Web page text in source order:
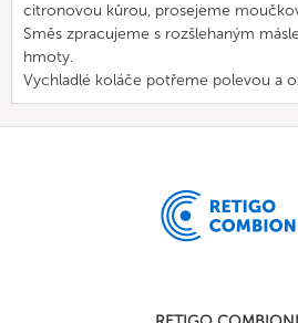
citronovou kůrou, prosejeme
Směs zpracujeme s rozšlehaným
hmoty.
Vychladlé koláče potřeme polevou a